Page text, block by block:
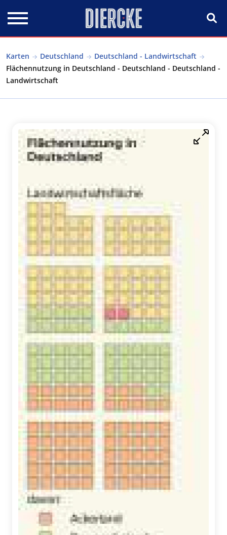
Karten Deutschland
Deutschland - Landwirtschaft
Flächennutzung in Deutschland - Deutschland - Deutschland -
Landwirtschaft